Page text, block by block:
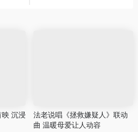
映 沉浸
法老说唱《拯救嫌疑人》联动
曲 温暖母爱让人动容